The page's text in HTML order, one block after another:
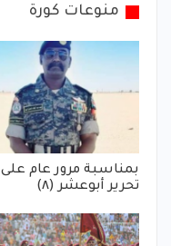
منوعات كورة
بمناسبة مرور عام على
تحرير أبوعشر (٨)